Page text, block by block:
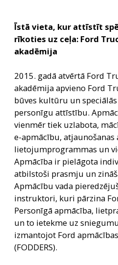
Īstā vieta, kur attīstīt
rīkoties uz ceļa: Ford
akadēmija
2015. gadā atvērtā Ford
akadēmija apvieno Ford
būves kultūru un
personīgu attīstību.
vienmēr tiek uzlabota,
e-apmācību,
lietojumprogrammas un
Apmācība ir pielāgota
atbilstoši prasmju un
Apmācību vada
instruktori, kuri pārzina
Personīgā apmācība,
un to ietekme uz
izmantojot Ford
(FODDERS).